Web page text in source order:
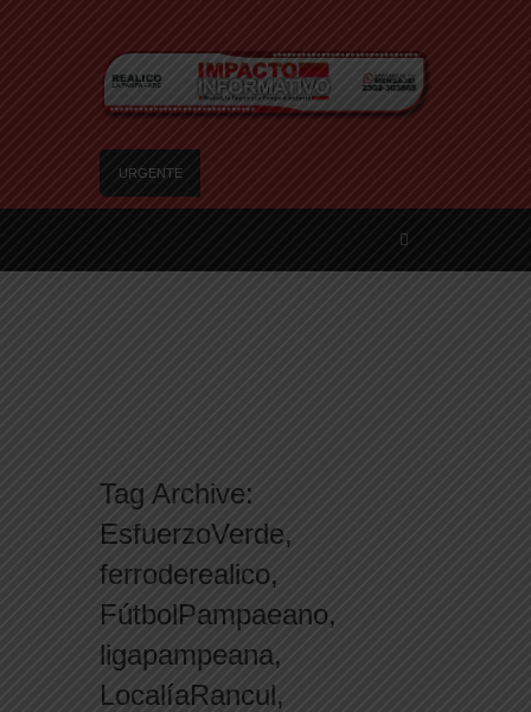
URGENTE
La Cámara de Casación confirmó el
procesamiento de Julio de Vido y su esposa por
enriquecimiento ilícito
Tag Archive:
EsfuerzoVerde,
ferroderealico,
FútbolPampaeano,
ligapampeana,
LocalíaRancul,